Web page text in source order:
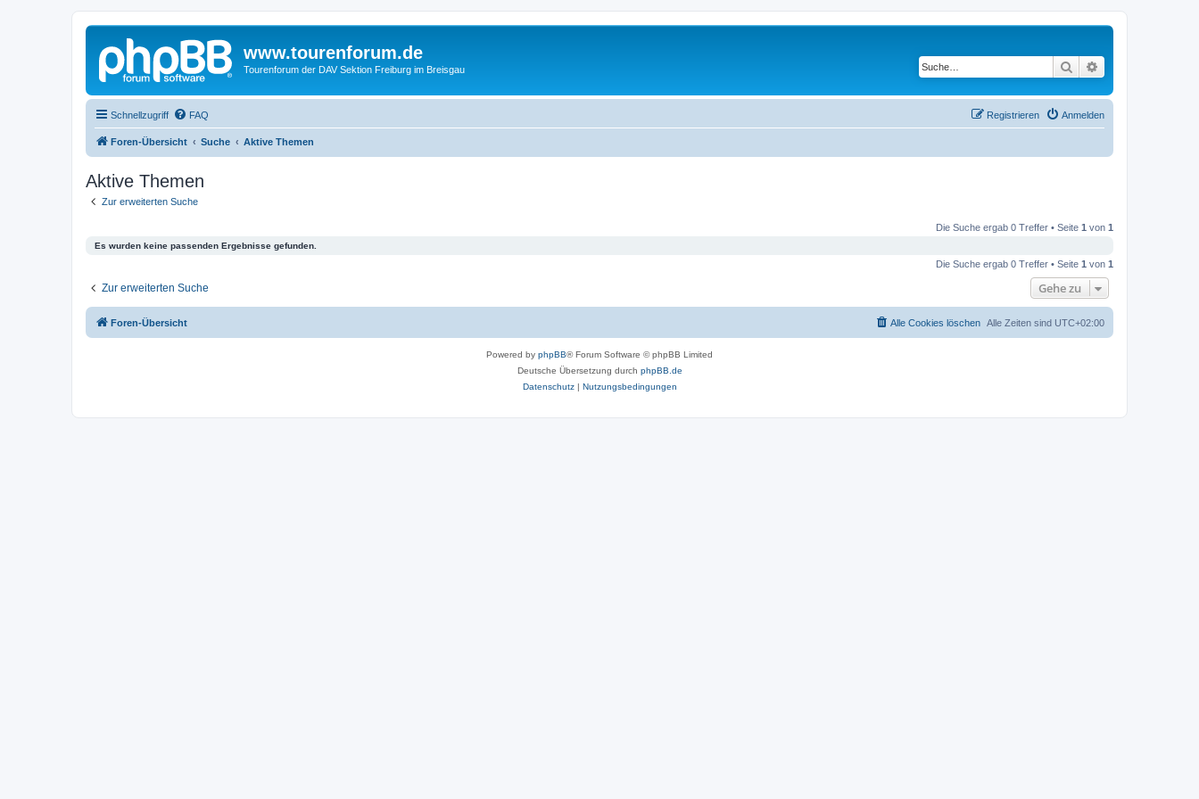
www.tourenforum.de
Tourenforum der DAV Sektion Freiburg im Breisgau Suche
Schnellzugriff FAQ Anmelden
Registrieren
Foren-Übersicht Suche Aktive Themen
Aktive Themen
Zur erweiterten Suche
Die Suche ergab 0 Treffer • Seite 1 von 1
Es wurden keine passenden Ergebnisse gefunden.
Die Suche ergab 0 Treffer • Seite 1 von 1
Zur erweiterten Suche Gehe zu
Foren-Übersicht Alle Zeiten sind UTC+02:00
Alle Cookies löschen
Powered by phpBB® Forum Software © phpBB Limited
Deutsche Übersetzung durch phpBB.de
Datenschutz| Nutzungsbedingungen